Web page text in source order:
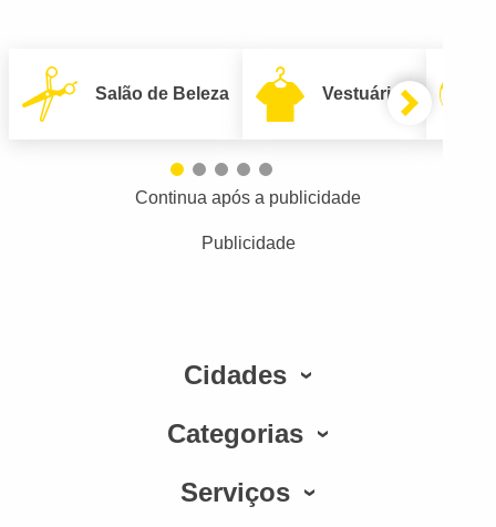
Salão de Beleza Vestuário
Continua após a publicidade
Publicidade
Cidades
Categorias
Serviços